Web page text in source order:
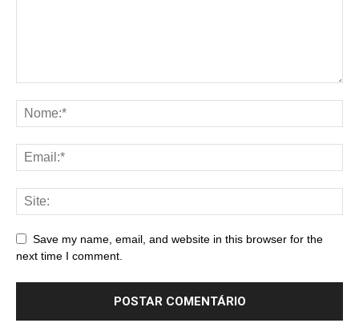
Save my name, email, and website in this browser for the
next time I comment.